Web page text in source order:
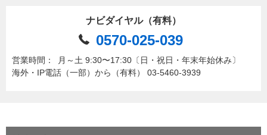
ナビダイヤル（有料）
0570-025-039
営業時間：
月～土 9:30〜17:30〔日・祝日・年末年始休み〕
海外・IP電話（一部）から（有料） 03-5460-3939